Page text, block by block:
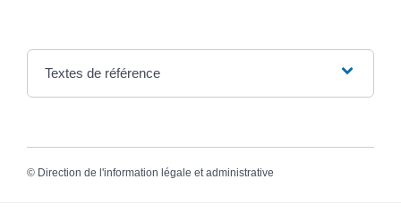
Textes de référence
© Direction de l'information légale et administrative